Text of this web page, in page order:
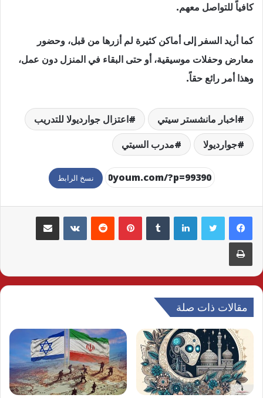
كافياً للتواصل معهم.
كما أريد السفر إلى أماكن كثيرة لم أزرها من قبل، وحضور
معارض وحفلات موسيقية، أو حتى البقاء في المنزل دون عمل،
وهذا أمر رائع حقاً.
اخبار مانشستر سيتي
اعتزال جوارديولا للتدريب
جوارديولا
مدرب السيتي
نسخ الرابط
لينكدإن بينتيريست مشاركة عبر البريد
طباعة
مقالات ذات صلة